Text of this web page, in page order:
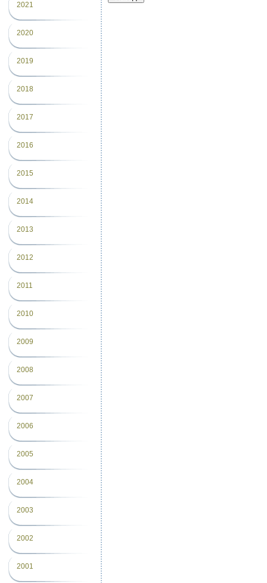
2021
2020
2019
2018
2017
2016
2015
2014
2013
2012
2011
2010
2009
2008
2007
2006
2005
2004
2003
2002
2001